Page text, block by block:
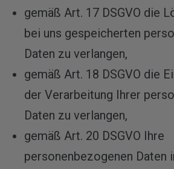
gemäß Art. 17 DSGVO die
bei uns gespeicherten
Daten zu verlangen,
gemäß Art. 18 DSGVO die
der Verarbeitung Ihrer
Daten zu verlangen,
gemäß Art. 20 DSGVO Ihre
personenbezogenen Daten